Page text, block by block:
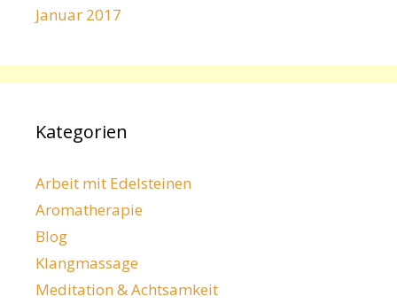
Januar 2017
Kategorien
Arbeit mit Edelsteinen
Aromatherapie
Blog
Klangmassage
Meditation & Achtsamkeit